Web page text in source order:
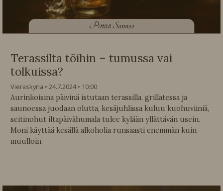
Pittää Sannoo
Terassilta töihin – tumussa vai
tolkuissa?
Vieraskynä 24.7.2024
10:00
Aurinkoisina päivinä istutaan terassilla, grillatessa ja
saunoessa juodaan olutta, kesäjuhlissa kuluu kuohuviiniä,
seitinohut iltapäivähumala tulee kylään yllättävän usein.
Moni käyttää kesällä alkoholia runsaasti enemmän kuin
muulloin.